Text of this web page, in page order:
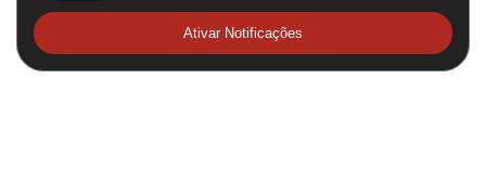
Ativar Notificações